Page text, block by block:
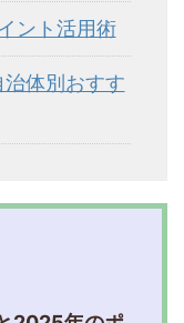
ント活用術
体別おすす